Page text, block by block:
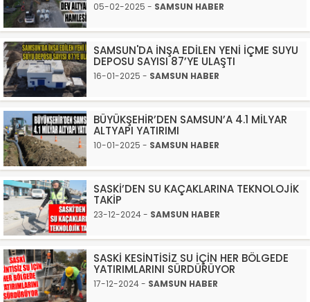
05-02-2025 - SAMSUN HABER
SAMSUN'DA İNŞA EDİLEN YENİ İÇME SUYU
DEPOSU SAYISI 87’YE ULAŞTI
16-01-2025 - SAMSUN HABER
BÜYÜKŞEHİR’DEN SAMSUN’A 4.1 MİLYAR
ALTYAPI YATIRIMI
10-01-2025 - SAMSUN HABER
SASKİ’DEN SU KAÇAKLARINA TEKNOLOJİK
TAKİP
23-12-2024 - SAMSUN HABER
SASKİ KESİNTİSİZ SU İÇİN HER BÖLGEDE
YATIRIMLARINI SÜRDÜRÜYOR
17-12-2024 - SAMSUN HABER